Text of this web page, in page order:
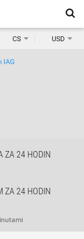
CS USD
IAG
ZA 24 HODIN
ZA 24 HODIN